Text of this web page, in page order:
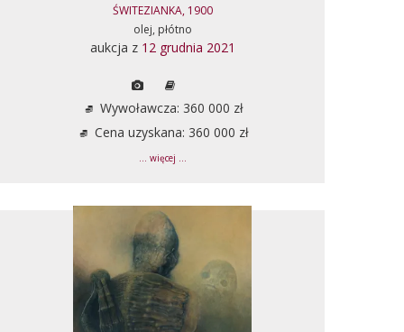
ŚWITEZIANKA, 1900
olej, płótno
aukcja z 12 grudnia 2021
Wywoławcza: 360 000 zł
Cena uzyskana: 360 000 zł
... więcej ...